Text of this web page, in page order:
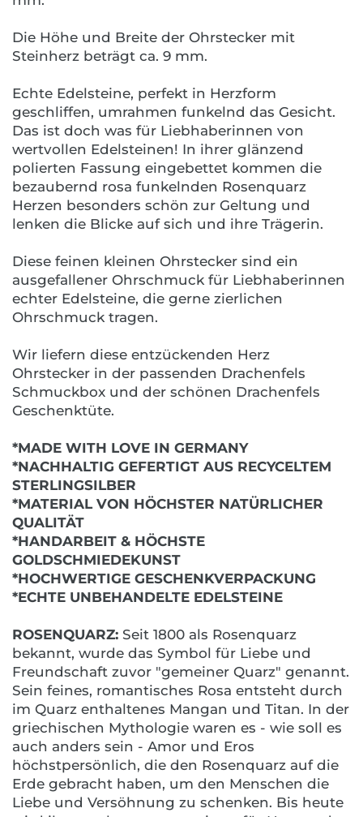
Die Höhe und Breite der Ohrstecker mit
Steinherz beträgt ca. 9 mm.
Echte Edelsteine, perfekt in Herzform
geschliffen, umrahmen funkelnd das Gesicht.
Das ist doch was für Liebhaberinnen von
wertvollen Edelsteinen! In ihrer glänzend
polierten Fassung eingebettet kommen die
bezaubernd rosa funkelnden Rosenquarz
Herzen besonders schön zur Geltung und
lenken die Blicke auf sich und ihre Trägerin.
Diese feinen kleinen Ohrstecker sind ein
ausgefallener Ohrschmuck für Liebhaberinnen
echter Edelsteine, die gerne zierlichen
Ohrschmuck tragen.
Wir liefern diese entzückenden Herz
Ohrstecker in der passenden Drachenfels
Schmuckbox und der schönen Drachenfels
Geschenktüte.
*MADE WITH LOVE IN GERMANY
*NACHHALTIG GEFERTIGT AUS RECYCELTEM
STERLINGSILBER
*MATERIAL VON HÖCHSTER NATÜRLICHER
QUALITÄT
*HANDARBEIT & HÖCHSTE
GOLDSCHMIEDEKUNST
*HOCHWERTIGE GESCHENKVERPACKUNG
*ECHTE UNBEHANDELTE EDELSTEINE
ROSENQUARZ: Seit 1800 als Rosenquarz
bekannt, wurde das Symbol für Liebe und
Freundschaft zuvor "gemeiner Quarz" genannt.
Sein feines, romantisches Rosa entsteht durch
im Quarz enthaltenes Mangan und Titan. In der
griechischen Mythologie waren es - wie soll es
auch anders sein - Amor und Eros
höchstpersönlich, die den Rosenquarz auf die
Erde gebracht haben, um den Menschen die
Liebe und Versöhnung zu schenken. Bis heute